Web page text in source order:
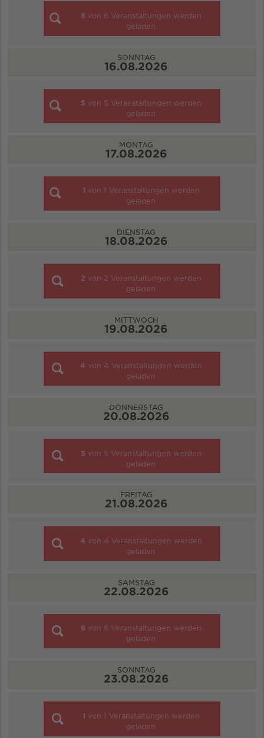
6 von 6 Veranstaltungen werden
geladen
SONNTAG
16.08.2026
5 von 5 Veranstaltungen werden
geladen
MONTAG
17.08.2026
1 von 1 Veranstaltungen werden
geladen
DIENSTAG
18.08.2026
2 von 2 Veranstaltungen werden
geladen
MITTWOCH
19.08.2026
4 von 4 Veranstaltungen werden
geladen
DONNERSTAG
20.08.2026
5 von 5 Veranstaltungen werden
geladen
FREITAG
21.08.2026
4 von 4 Veranstaltungen werden
geladen
SAMSTAG
22.08.2026
6 von 6 Veranstaltungen werden
geladen
SONNTAG
23.08.2026
1 von 1 Veranstaltungen werden
geladen